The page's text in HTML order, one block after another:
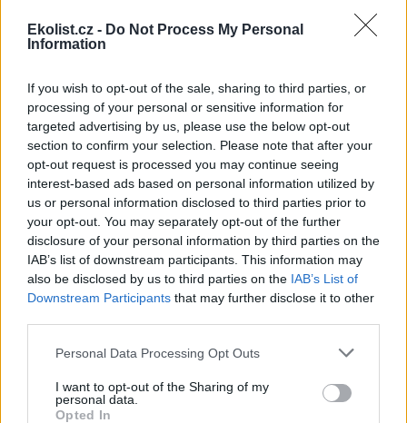
Ekolist.cz - Do Not Process My Personal
Information
If you wish to opt-out of the sale, sharing to third parties, or
processing of your personal or sensitive information for
targeted advertising by us, please use the below opt-out
section to confirm your selection. Please note that after your
opt-out request is processed you may continue seeing
interest-based ads based on personal information utilized by
us or personal information disclosed to third parties prior to
your opt-out. You may separately opt-out of the further
disclosure of your personal information by third parties on the
IAB’s list of downstream participants. This information may
also be disclosed by us to third parties on the IAB’s List of
Downstream Participants that may further disclose it to other
Personal Data Processing Opt Outs
I want to opt-out of the Sharing of my
personal data.
Opted In
zástupců obcí a krajů v radách
národních parků. Vyplývá to z předkládací zprávy na vládním
lhůtě nedodalo. Kabinet se má novelou zabývat v pondělí. Jeho
postoj bude doporučením pro Sněmovnu, v níž má vládní koalice
většinu.
Na Hádecké planince u Brna obnovují ochránci
původní step, vrátí se tam i pastva
26.7.2026 17:25 | BRNO (ČTK)
Zarostlou část Hádecké
planinky u Brna chtějí ochránci
vrátit do stavu ze 30. let
minulého století. V oblasti
obnovují původní step a
teplomilné doubravy. Vrátí se tam i pastva. Cílem je zachránit
mizející druhy rostlin a živočichů, jako jsou vzácné orchideje či
Rezekvítek, která se o oblast stará. Národní přírodní rezervace
kras, má rozlohu kolem 80 hektarů.